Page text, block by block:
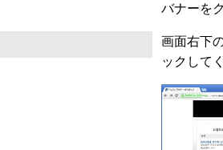
バナーを
画面右下
ックして